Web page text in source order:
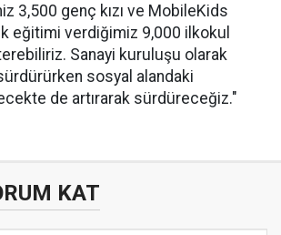
3,500 genç kızı ve MobileKids
eğitimi verdiğimiz 9,000 ilkokul
Sanayi kuruluşu olarak
sürdürürken sosyal alandaki
de artırarak sürdüreceğiz."
KAT